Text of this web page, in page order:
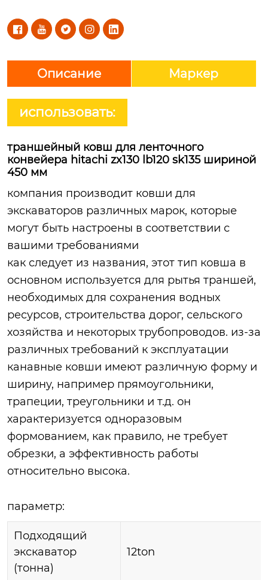
    
Описание Маркер
использовать:
траншейный ковш для ленточного
конвейера hitachi zx130 lb120 sk135 шириной
450 мм
компания производит ковши для
экскаваторов различных марок, которые
могут быть настроены в соответствии с
вашими требованиями
как следует из названия, этот тип ковша в
основном используется для рытья траншей,
необходимых для сохранения водных
ресурсов, строительства дорог, сельского
хозяйства и некоторых трубопроводов. из-за
различных требований к эксплуатации
канавные ковши имеют различную форму и
ширину, например прямоугольники,
трапеции, треугольники и т.д. он
характеризуется одноразовым
формованием, как правило, не требует
обрезки, а эффективность работы
относительно высока.
параметр:
Подходящий
экскаватор
(тонна)
12ton